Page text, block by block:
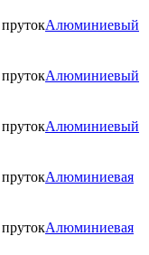
Алюминиевый
Алюминиевый
Алюминиевый
Алюминиевая
Алюминиевая